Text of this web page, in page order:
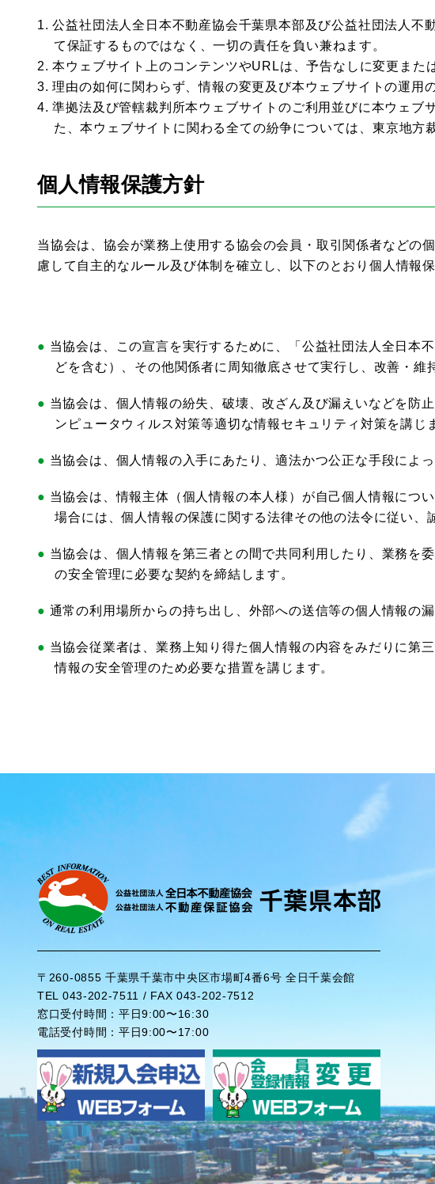
1.公益社団法人全日本不動産協会千葉県本部及び公益社団法人
て保証するものではなく、一切の責任を負い兼ねます。
2.本ウェブサイト上のコンテンツやURLは、予告なしに変更また
3.理由の如何に関わらず、情報の変更及び本ウェブサイトの運用
4.準拠法及び管轄裁判所本ウェブサイトのご利用並びに本ウェブ
た、本ウェブサイトに関わる全ての紛争については、東京地方
個人情報保護方針
当協会は、協会が業務上使用する協会の会員・取引関係者などの
慮して自主的なルール及び体制を確立し、以下のとおり個人情報
当協会は、この宣言を実行するために、「公益社団法人全日
どを含む）、その他関係者に周知徹底させて実行し、改善・維
当協会は、個人情報の紛失、破壊、改ざん及び漏えいなどを防
ンピュータウィルス対策等適切な情報セキュリティ対策を講じ
当協会は、個人情報の入手にあたり、適法かつ公正な手段によ
当協会は、情報主体（個人情報の本人様）が自己個人情報につ
場合には、個人情報の保護に関する法律その他の法令に従い、
当協会は、個人情報を第三者との間で共同利用したり、業務を
の安全管理に必要な契約を締結します。
通常の利用場所からの持ち出し、外部への送信等の個人情報の
当協会従業者は、業務上知り得た個人情報の内容をみだりに第
情報の安全管理のため必要な措置を講じます。
〒260-0855 千葉県千葉市中央区市場町4番6号 全日千葉会館
TEL 043-202-7511 / FAX 043-202-7512
窓口受付時間：平日9:00〜16:30
電話受付時間：平日9:00〜17:00